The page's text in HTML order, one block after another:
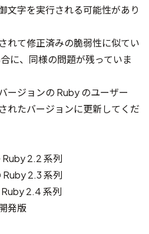
文字を実行される可能性があり
れて修正済みの脆弱性に似てい
に、同様の問題が残っていま
ージョンの Ruby のユーザー
れたバージョンに更新してくだ
2.2 系列
2.3 系列
2.4 系列
発版